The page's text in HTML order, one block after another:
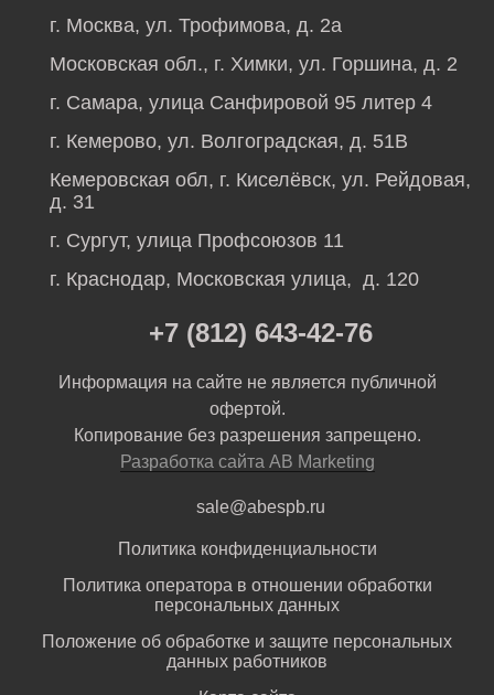
г. Москва, ул. Трофимова, д. 2а
Московская обл., г. Химки, ул. Горшина, д. 2
г. Самара, улица Санфировой 95 литер 4
г. Кемерово, ул. Волгоградская, д. 51В
Кемеровская обл, г. Киселёвск, ул. Рейдовая,
д. 31
г. Сургут, улица Профсоюзов 11
г. Краснодар, Московская улица, д. 120
+7 (812) 643-42-76
Информация на сайте не является публичной
офертой.
Копирование без разрешения запрещено.
Разработка сайта AB Marketing
sale@abespb.ru
Политика конфиденциальности
Политика оператора в отношении обработки
персональных данных
Положение об обработке и защите персональных
данных работников